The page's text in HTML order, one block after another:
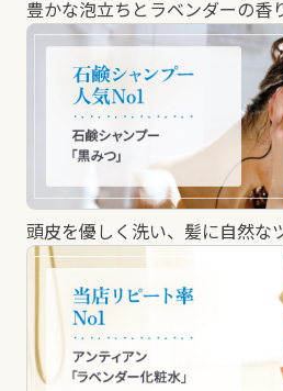
豊かな泡立ちとラベンダーの香
頭皮を優しく洗い、髪に自然な